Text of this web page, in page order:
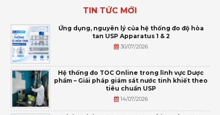
TIN TỨC MỚI
Ứng dụng, nguyên lý của hệ thống đo độ hòa
tan USP Apparatus 1 & 2
30/07/2026
Hệ thống đo TOC Online trong lĩnh vực Dược
phẩm – Giải pháp giám sát nước tinh khiết theo
tiêu chuẩn USP
14/07/2026